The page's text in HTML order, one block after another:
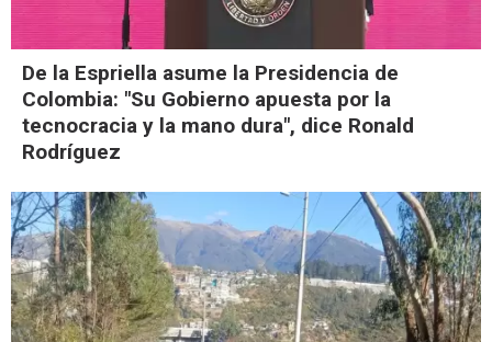
De la Espriella asume la Presidencia de
Colombia: "Su Gobierno apuesta por la
tecnocracia y la mano dura", dice Ronald
Rodríguez